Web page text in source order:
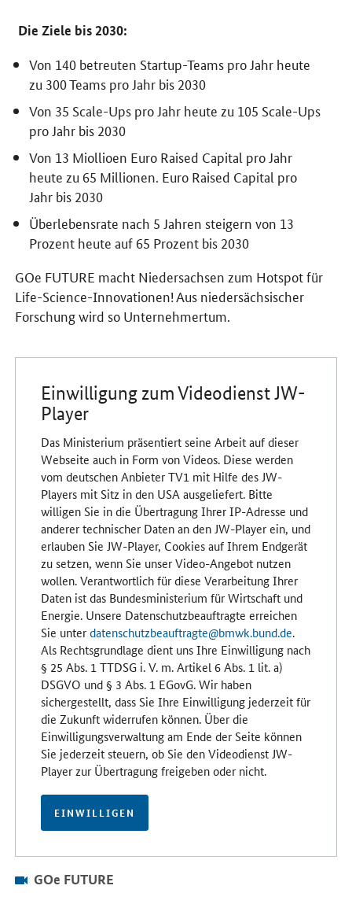
Die Ziele bis 2030:
Von 140 betreuten Startup-Teams pro Jahr heute
zu 300 Teams pro Jahr bis 2030
Von 35 Scale-Ups pro Jahr heute zu 105 Scale-Ups
pro Jahr bis 2030
Von 13 Miollioen Euro Raised Capital pro Jahr
heute zu 65 Millionen. Euro Raised Capital pro
Jahr bis 2030
Überlebensrate nach 5 Jahren steigern von 13
Prozent heute auf 65 Prozent bis 2030
GOe FUTURE macht Niedersachsen zum Hotspot für
Life-Science-Innovationen! Aus niedersächsischer
Forschung wird so Unternehmertum.
Einwilligung zum Videodienst JW-
Player
Das Ministerium präsentiert seine Arbeit auf dieser
Webseite auch in Form von Videos. Diese werden
vom deutschen Anbieter TV1 mit Hilfe des JW-
Players mit Sitz in den USA ausgeliefert. Bitte
willigen Sie in die Übertragung Ihrer IP-Adresse und
anderer technischer Daten an den JW-Player ein, und
erlauben Sie JW-Player, Cookies auf Ihrem Endgerät
zu setzen, wenn Sie unser Video-Angebot nutzen
wollen. Verantwortlich für diese Verarbeitung Ihrer
Daten ist das Bundesministerium für Wirtschaft und
Energie. Unsere Datenschutzbeauftragte erreichen
Sie unterdatenschutzbeauftragte@bmwk.bund.de.
Als Rechtsgrundlage dient uns Ihre Einwilligung nach
§ 25 Abs. 1 TTDSG i. V. m. Artikel 6 Abs. 1 lit. a)
DSGVO und § 3 Abs. 1 EGovG. Wir haben
sichergestellt, dass Sie Ihre Einwilligung jederzeit für
die Zukunft widerrufen können. Über die
Einwilligungsverwaltung am Ende der Seite können
Sie jederzeit steuern, ob Sie den Videodienst JW-
Player zur Übertragung freigeben oder nicht.
EINWILLIGEN
GOe FUTURE